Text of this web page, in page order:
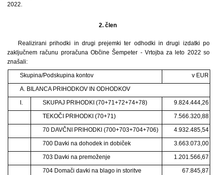
2022.
2. člen
Realizirani prihodki in drugi prejemki ter odhodki in drugi izdatki po
zaključnem računu proračuna Občine Šempeter - Vrtojba za leto 2022 so
znašali:
Skupina/Podskupina kontov
v EUR
A. BILANCA PRIHODKOV IN ODHODKOV
I.
SKUPAJ PRIHODKI (70+71+72+74+78)
9.824.444,26
TEKOČI PRIHODKI (70+71)
7.566.320,88
70 DAVČNI PRIHODKI (700+703+704+706)
4.932.485,54
700 Davki na dohodek in dobiček
3.663.073,00
703 Davki na premoženje
1.201.566,67
704 Domači davki na blago in storitve
67.845,87